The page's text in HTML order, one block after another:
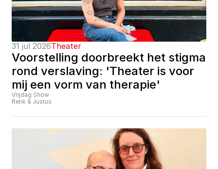
31 jul 2026Theater
Voorstelling doorbreekt het stigma
rond verslaving: 'Theater is voor
mij een vorm van therapie'
Vrijdag Show
Renk & Justus